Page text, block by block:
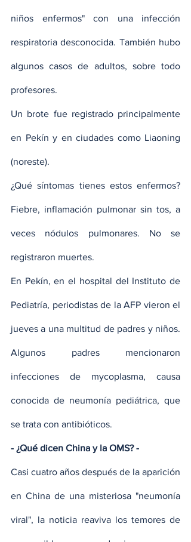
niños enfermos" con una infección
respiratoria desconocida. También hubo
algunos casos de adultos, sobre todo
profesores.
Un brote fue registrado principalmente
en Pekín y en ciudades como Liaoning
(noreste).
¿Qué síntomas tienes estos enfermos?
Fiebre, inflamación pulmonar sin tos, a
veces nódulos pulmonares. No se
registraron muertes.
En Pekín, en el hospital del Instituto de
Pediatría, periodistas de la AFP vieron el
jueves a una multitud de padres y niños.
Algunos padres mencionaron
infecciones de mycoplasma, causa
conocida de neumonía pediátrica, que
se trata con antibióticos.
- ¿Qué dicen China y la OMS? -
Casi cuatro años después de la aparición
en China de una misteriosa "neumonía
viral", la noticia reaviva los temores de